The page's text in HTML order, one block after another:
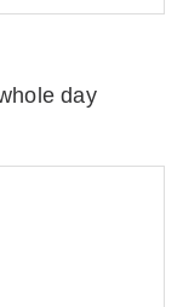
day